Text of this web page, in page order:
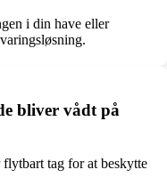
i din have eller
bliver vådt på
tag for at beskytte